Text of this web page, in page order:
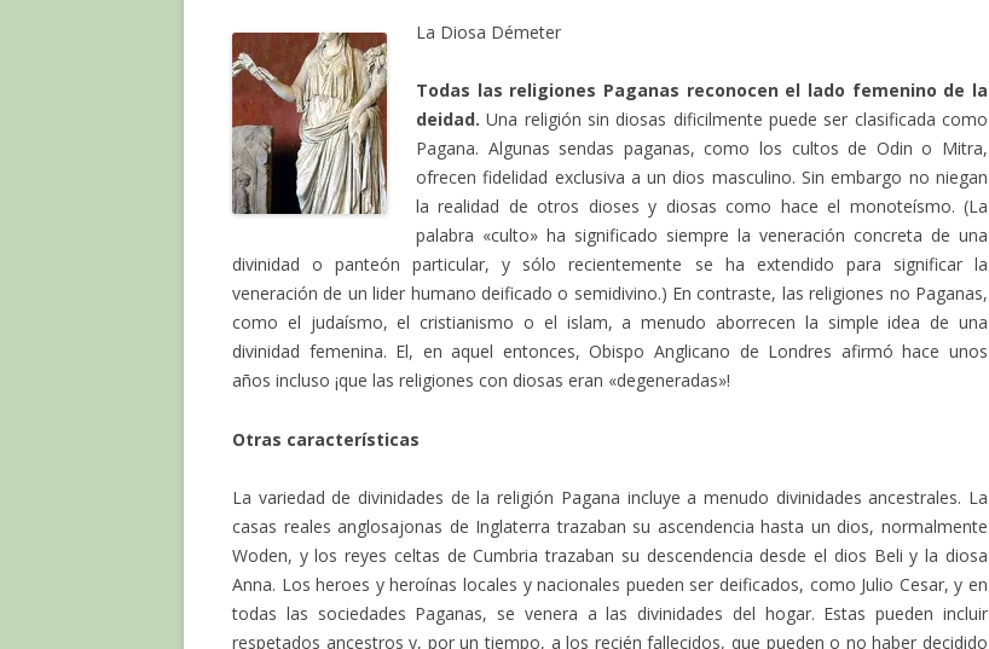
La Diosa Démeter
Todas las religiones Paganas reconocen el lado femenino de la
deidad. Una religión sin diosas dificilmente puede ser clasificada como
Pagana. Algunas sendas paganas, como los cultos de Odin o Mitra,
ofrecen fidelidad exclusiva a un dios masculino. Sin embargo no niegan
la realidad de otros dioses y diosas como hace el monoteísmo. (La
palabra «culto» ha significado siempre la veneración concreta de una
divinidad o panteón particular, y sólo recientemente se ha extendido para significar la
veneración de un lider humano deificado o semidivino.) En contraste, las religiones no Paganas,
como el judaísmo, el cristianismo o el islam, a menudo aborrecen la simple idea de una
divinidad femenina. El, en aquel entonces, Obispo Anglicano de Londres afirmó hace unos
años incluso ¡que las religiones con diosas eran «degeneradas»!
Otras características
La variedad de divinidades de la religión Pagana incluye a menudo divinidades ancestrales. La
casas reales anglosajonas de Inglaterra trazaban su ascendencia hasta un dios, normalmente
Woden, y los reyes celtas de Cumbria trazaban su descendencia desde el dios Beli y la diosa
Anna. Los heroes y heroínas locales y nacionales pueden ser deificados, como Julio Cesar, y en
todas las sociedades Paganas, se venera a las divinidades del hogar. Estas pueden incluir
respetados ancestros y, por un tiempo, a los recién fallecidos, que pueden o no haber decidido